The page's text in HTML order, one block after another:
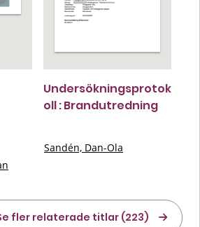
Undersökningsprotok
oll : Brandutredning
Sandén, Dan-Ola
fler relaterade titlar (223)